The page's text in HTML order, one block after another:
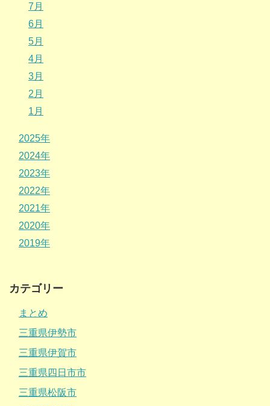
7月
6月
5月
4月
3月
2月
1月
2025年
2024年
2023年
2022年
2021年
2020年
2019年
カテゴリー
まとめ
三重県伊勢市
三重県伊賀市
三重県四日市市
三重県松阪市